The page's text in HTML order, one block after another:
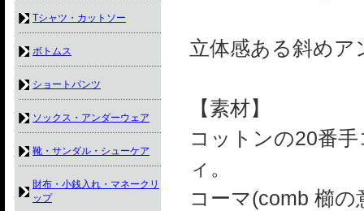
立体感ある斜め
【素材】
コットンの20番
ィ。
コーマ(comb 櫛
Tシャツ・カットソー
ボトムス
ショートパンツ
ソックス・アンダーウェア
靴・サンダル・シューケア
財布・小銭入れ・マネークリ
ップ